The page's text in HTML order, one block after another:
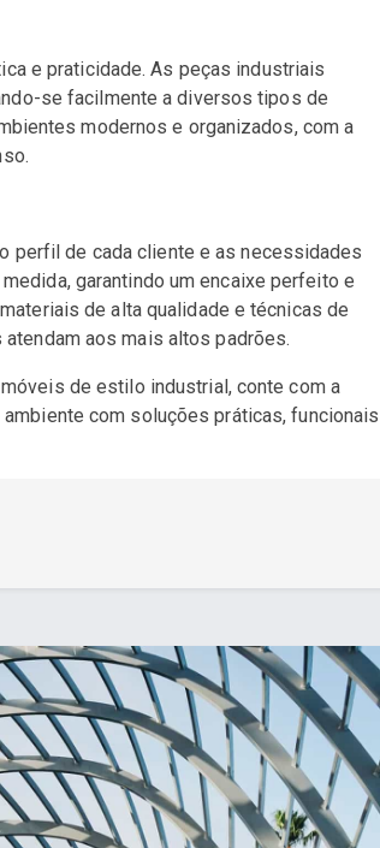
e praticidade. As peças industriais
se facilmente a diversos tipos de
modernos e organizados, com a
perfil de cada cliente e as necessidades
garantindo um encaixe perfeito e
de alta qualidade e técnicas de
aos mais altos padrões.
de estilo industrial, conte com a
com soluções práticas, funcionais